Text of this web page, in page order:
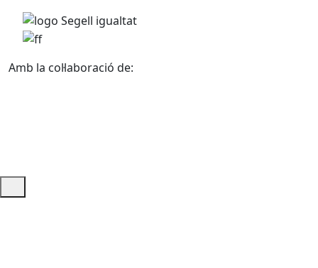
Amb la col·laboració de: